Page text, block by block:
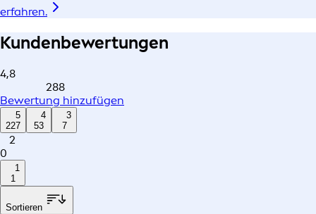
erfahren.
Kundenbewertungen
4,8
288
Bewertung hinzufügen
5
227
4
53
3
7
2
0
1
1
Sortieren